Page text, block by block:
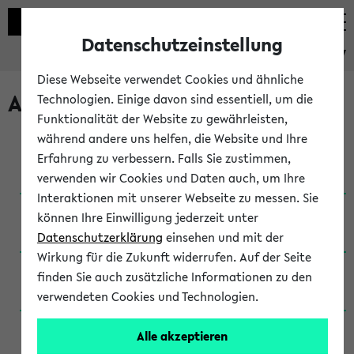
eKVV
Archivierte Studiengänge
Anglistik: British and American Studies / B.A.
(Einschreibung bis WiSe 16/17)
Anglistik: British and American Studies / B.A.
(Einschreibung bis SoSe 2015)
Anglistik: British and American Studies / B.A.
(Einschreibung bis SoSe 2013)
Anglistik: British and American Studies / Ba
(Einschreibung bis SoSe 2011)
Datenschutzeinstellung
Diese Webseite verwendet Cookies und ähnliche
Technologien. Einige davon sind essentiell, um die
Funktionalität der Website zu gewährleisten,
während andere uns helfen, die Website und Ihre
Erfahrung zu verbessern. Falls Sie zustimmen,
verwenden wir Cookies und Daten auch, um Ihre
Interaktionen mit unserer Webseite zu messen. Sie
können Ihre Einwilligung jederzeit unter
Datenschutzerklärung einsehen und mit der
Wirkung für die Zukunft widerrufen. Auf der Seite
finden Sie auch zusätzliche Informationen zu den
verwendeten Cookies und Technologien.
Alle akzeptieren